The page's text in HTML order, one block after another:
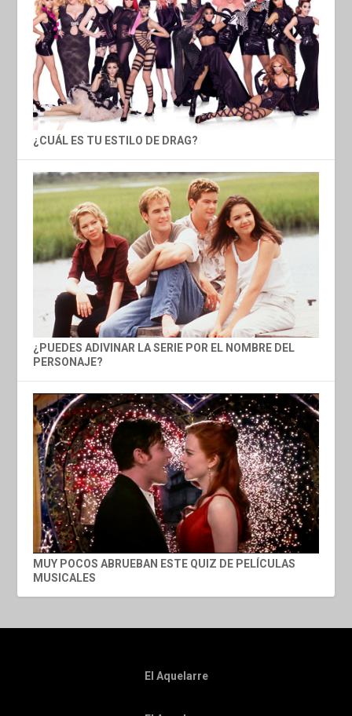
¿CUÁL ES TU ESTILO DE DRAG?
¿PUEDES ADIVINAR LA SERIE POR EL NOMBRE DEL
PERSONAJE?
MUY POCOS ABRUEBAN ESTE QUIZ DE PELÍCULAS
MUSICALES
El Aquelarre